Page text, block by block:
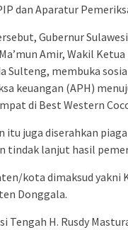
dan Aparatur
Gubernur
Amir, Wakil
Sulteng, membuka
keuangan (APH)
di Best Western
itu juga diserahkan
tindak lanjut hasil
kota dimaksud yakni
Donggala.
Tengah H. Rusdy